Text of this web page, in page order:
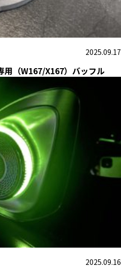
2025.09.17
用（W167/X167）バッフル
2025.09.16